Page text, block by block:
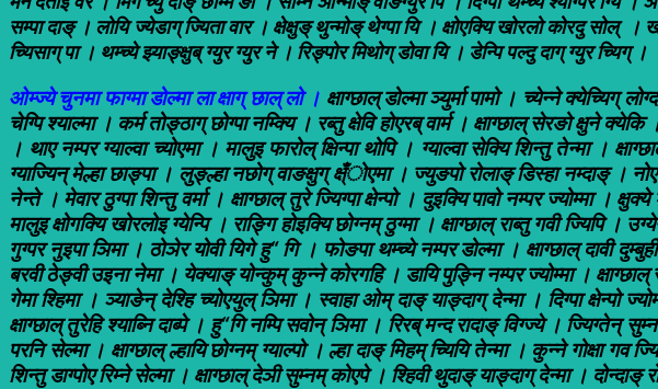
सम्पा दाङ् । लोयि ज्येडाग् ज्यिता वार । क्षेक्षुङ् थुन्मोङ् थेग्पा यि । क्षोएक्यि खोरलो कोरदु सोल्
च्यिसाग् पा । थम्च्ये झ्याङ्क्षुब् ग्युर ग्युर ने । रिङ्पोर मिथोग् डोवा यि । डेन्पि पल्दु दाग् ग्युर च्यिग् ।
ओम्ज्ये चुनमा फाग्मा डोल्मा ला क्षाग् छाल् लो । क्षाग्छाल् डोल्मा ञ्युर्मा पामो । च्येन्ने क्येच्यिग्
चेग्पि श्याल्मा । कर्म तोङ्ठाग् छोग्पा नम्क्यि । रब्तु क्षेवि होएरब् वार्म । क्षाग्छाल् सेरङो क्षुने
। थाए नम्पर ग्याल्वा च्योएमा । मालुइ फारोल् क्षिन्पा थोपि । ग्याल्वा सेक्यि शिन्तु तेन्मा ।
ग्याज्यिन् मेल्हा छाङ्पा । लुङ्ल्हा नछोग् वाङक्षुग् क्ष्ँोएमा । ज्युङपो रोलाङ् डिस्हा नम्दाङ् ।
नेन्ते । मेवार ठुग्पा शिन्तु वर्मा । क्षाग्छाल् तुरे ज्यिग्पा क्षेन्पो । दुइक्यि पावो नम्पर ज्योम्मा ।
मालुइ क्षोगक्यि खोरलोइ ग्येन्पि । राङ्गि होइक्यि छोग्नम् ठुग्मा । क्षाग्छाल् राब्तु गवी ज्यिपि
गुग्पर नुइपा ञिमा । ठोञेर योवी यिगे हु“ गि । फोङपा थम्च्ये नम्पर डोल्मा । क्षाग्छाल् दावी
बरवी ठेङ्वी उइना नेमा । येक्याङ् योन्कुम् कुन्ने कोरगहि । डायि पुङ्नि नम्पर ज्योम्मा । क्षाग्छाल्
गेमा श्हिमा । ञ्याङेन् देश्हि च्योएयुल् ञिमा । स्वाहा ओम् दाङ् याङ्दाग् देन्मा । दिग्पा क्षेन्पो
क्षाग्छाल् तुरेहि श्याब्नि दाब्पे । हु“गि नम्पि सवोन् ञिमा । रिरब् मन्द रादाङ् विग्ज्ये । ज्यिग्तेन्
परनि सेल्मा । क्षाग्छाल् ल्हायि छोग्नम् ग्याल्पो । ल्हा दाङ् मिहम् च्यियि तेन्मा । कुन्ने गोक्षा गव
शिन्तु डाग्पोए रिम्ने सेल्मा । क्षाग्छाल् देञी सुम्नम् कोएपे । श्हिवी थुदाङ् याङ्दाग् देन्मा । दोन्दाङ्